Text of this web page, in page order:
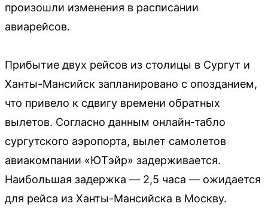
произошли изменения в расписании
авиарейсов.
Прибытие двух рейсов из столицы в Сургут и
Ханты-Мансийск запланировано с опозданием,
что привело к сдвигу времени обратных
вылетов. Согласно данным онлайн-табло
сургутского аэропорта, вылет самолетов
авиакомпании «ЮТэйр» задерживается.
Наибольшая задержка — 2,5 часа — ожидается
для рейса из Ханты-Мансийска в Москву.